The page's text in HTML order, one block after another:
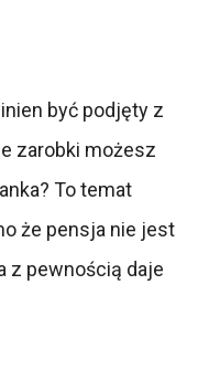
być podjęty z
zarobki możesz
To temat
że pensja nie jest
z pewnością daje